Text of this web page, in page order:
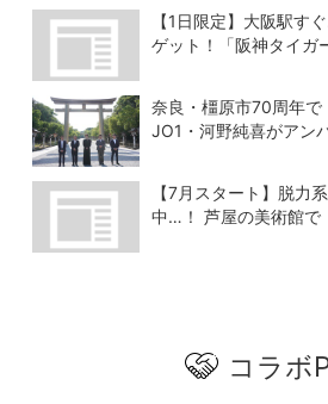
からビビった」、その正体と
は？
【1日限定】大阪駅す
ゲット！「阪神タイガ
奈良・橿原市70周年で
JO1・河野純喜がアン
【7月スタート】脱力
中…！ 芦屋の美術館で
コラボ